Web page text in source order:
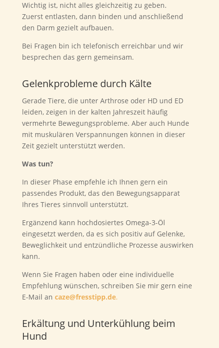
Wichtig ist, nicht alles gleichzeitig zu geben.
Zuerst entlasten, dann binden und anschließend
den Darm gezielt aufbauen.
Bei Fragen bin ich telefonisch erreichbar und wir
besprechen das gern gemeinsam.
Gelenkprobleme durch Kälte
Gerade Tiere, die unter Arthrose oder HD und ED
leiden, zeigen in der kalten Jahreszeit häufig
vermehrte Bewegungsprobleme. Aber auch Hunde
mit muskulären Verspannungen können in dieser
Zeit gezielt unterstützt werden.
Was tun?
In dieser Phase empfehle ich Ihnen gern ein
passendes Produkt, das den Bewegungsapparat
Ihres Tieres sinnvoll unterstützt.
Ergänzend kann hochdosiertes Omega-3-Öl
eingesetzt werden, da es sich positiv auf Gelenke,
Beweglichkeit und entzündliche Prozesse auswirken
kann.
Wenn Sie Fragen haben oder eine individuelle
Empfehlung wünschen, schreiben Sie mir gern eine
E-Mail an caze@fresstipp.de.
Erkältung und Unterkühlung beim
Hund